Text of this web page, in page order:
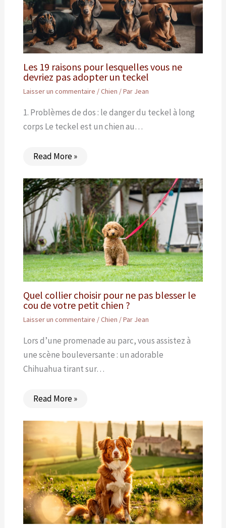
Les 19 raisons pour lesquelles vous ne
devriez pas adopter un teckel
Laisser un commentaire /Chien / Par Jean
1. Problèmes de dos : le danger du teckel à long
corps Le teckel est un chien au…
Read More »
Quel collier choisir pour ne pas blesser le
cou de votre petit chien ?
Laisser un commentaire /Chien / Par Jean
Lors d’une promenade au parc, vous assistez à
une scène bouleversante : un adorable
Chihuahua tirant sur…
Read More »